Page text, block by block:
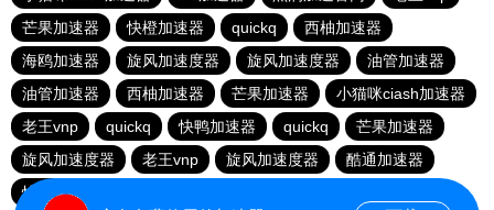
芒果加速器
快橙加速器 quickq
西柚加速器
海鸥加速器
旋风加速度器 旋风加速度器
油管加速器
油管加速器
西柚加速器 芒果加速器
小猫咪ciash加速器
老王vnp
quickq 快鸭加速器 quickq
芒果加速器
旋风加速度器
老王vnp 旋风加速度器
酷通加速器
快橙加速器